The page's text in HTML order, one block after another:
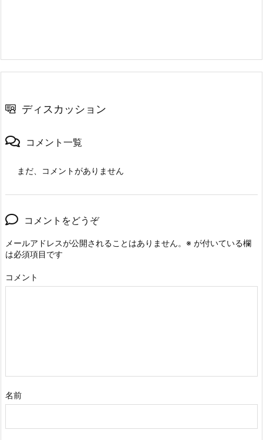
ディスカッション
コメント一覧
まだ、コメントがありません
コメントをどうぞ
メールアドレスが公開されることはありません。 ※ が付いている欄
は必須項目です
コメント
名前